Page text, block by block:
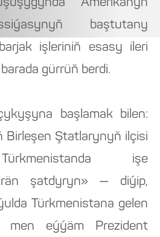
Amerikanyň
baştutany
işleriniň esasy ileri
gürrüň berdi.
başlamak bilen:
Birleşen Ştatlarynyň ilçisi
işe
şatdyryn» — diýip,
Türkmenistana gelen
men eýýäm Prezident